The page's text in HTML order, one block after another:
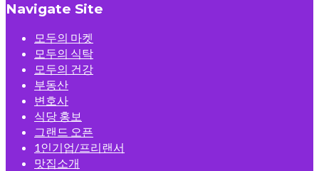
Navigate Site
모두의 마켓
모두의 식탁
모두의 건강
부동산
변호사
식당 홍보
그랜드 오픈
1인기업/프리랜서
맛집소개